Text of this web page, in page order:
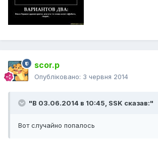
scor.p
Опубліковано: 3 червня 2014
"В 03.06.2014 в 10:45, SSK сказав:"
Вот случайно попалось